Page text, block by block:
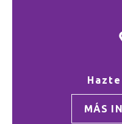
MÁS